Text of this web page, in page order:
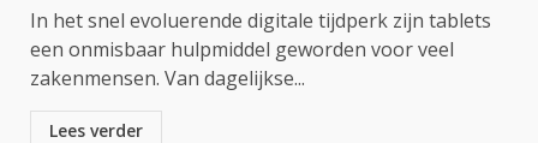
In het snel evoluerende digitale tijdperk zijn tablets
een onmisbaar hulpmiddel geworden voor veel
zakenmensen. Van dagelijkse...
Lees verder